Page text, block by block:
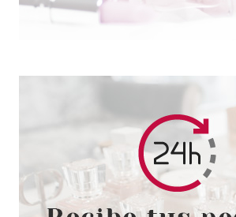
ECOTOOLS
ECOTOOLS BLURRING